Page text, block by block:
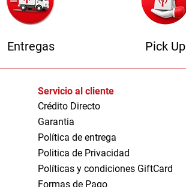
Entregas Pick Up
Servicio al cliente
Crédito Directo
Garantia
Política de entrega
Politica de Privacidad
Políticas y condiciones GiftCard
Formas de Pago